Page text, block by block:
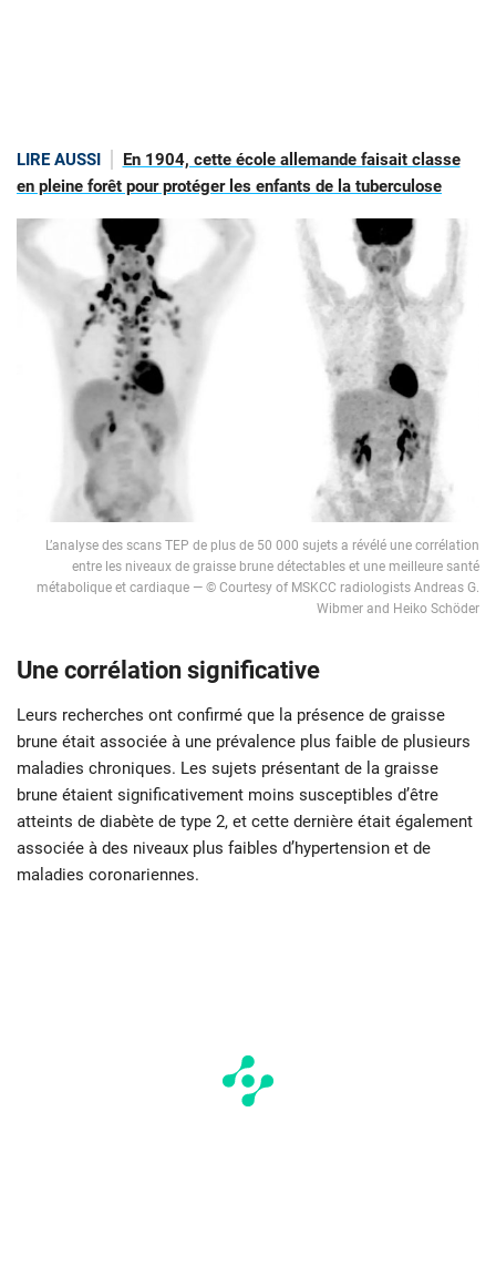
LIRE AUSSI
En 1904, cette école allemande faisait classe
en pleine forêt pour protéger les enfants de la tuberculose
L’analyse des scans TEP de plus de 50 000 sujets a révélé une corrélation
entre les niveaux de graisse brune détectables et une meilleure santé
métabolique et cardiaque — © Courtesy of MSKCC radiologists Andreas G.
Wibmer and Heiko Schöder
Une corrélation significative
Leurs recherches ont confirmé que la présence de graisse
brune était associée à une prévalence plus faible de plusieurs
maladies chroniques. Les sujets présentant de la graisse
brune étaient significativement moins susceptibles d’être
atteints de diabète de type 2, et cette dernière était également
associée à des niveaux plus faibles d’hypertension et de
maladies coronariennes.